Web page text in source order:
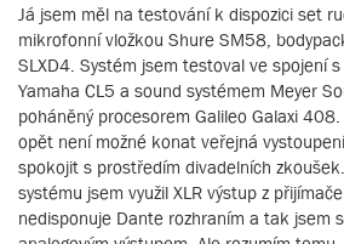
Já jsem měl na testování k dispozici set
mikrofonní vložkou Shure SM58,
SLXD4. Systém jsem testoval ve spojení
Yamaha CL5 a sound systémem Meyer
poháněný procesorem Galileo Galaxi
opět není možné konat veřejná
spokojit s prostředím divadelních
systému jsem využil XLR výstup z
nedisponuje Dante rozhraním a tak jsem